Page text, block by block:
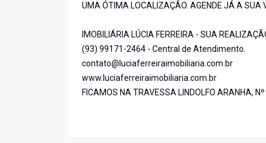
UMA ÓTIMA LOCALIZAÇÃO. AGENDE JÁ A SUA
IMOBILIÁRIA LÚCIA FERREIRA - SUA
(93) 99171-2464 - Central de Atendimento.
contato@luciaferreiraimobiliaria.com.br
www.luciaferreiraimobiliaria.com.br
FICAMOS NA TRAVESSA LINDOLFO ARANHA,